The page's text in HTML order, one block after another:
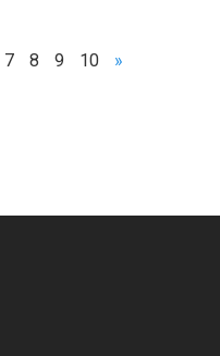
7 8 9 10 »